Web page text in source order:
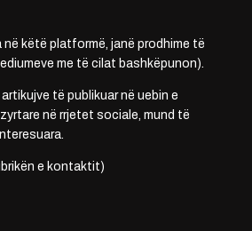
këtë platformë, janë prodhime të
me të cilat bashkëpunon).
të publikuar në uebin e
në rrjetet sociale, mund të
e kontaktit)